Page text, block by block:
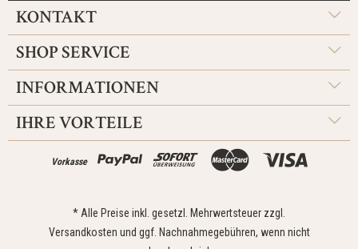
KONTAKT
SHOP SERVICE
INFORMATIONEN
IHRE VORTEILE
Vorkasse
* Alle Preise inkl. gesetzl. Mehrwertsteuer zzgl.
Versandkosten und ggf. Nachnahmegebühren, wenn nicht